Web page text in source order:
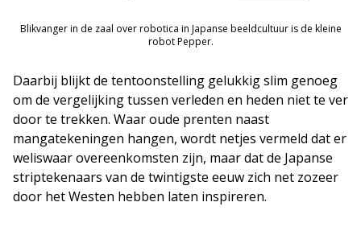
Blikvanger in de zaal over robotica in Japanse beeldcultuur is de kleine
robot Pepper.
Daarbij blijkt de tentoonstelling gelukkig slim genoeg
om de vergelijking tussen verleden en heden niet te ver
door te trekken. Waar oude prenten naast
mangatekeningen hangen, wordt netjes vermeld dat er
weliswaar overeenkomsten zijn, maar dat de Japanse
striptekenaars van de twintigste eeuw zich net zozeer
door het Westen hebben laten inspireren.